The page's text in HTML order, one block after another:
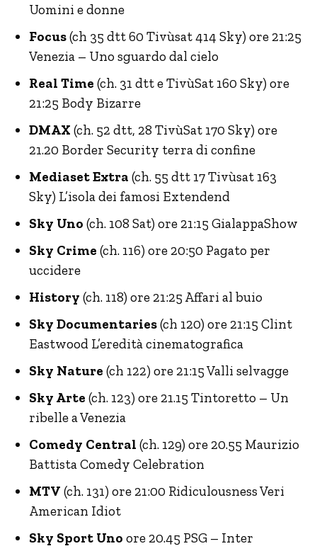
Uomini e donne
Focus(ch 35 dtt 60 Tivùsat 414 Sky) ore 21:25
Venezia – Uno sguardo dal cielo
Real Time (ch. 31 dtt e TivùSat 160 Sky) ore
21:25 Body Bizarre
DMAX (ch. 52 dtt, 28 TivùSat 170 Sky) ore
21.20 Border Security terra di confine
Mediaset Extra (ch. 55 dtt 17 Tivùsat 163
Sky) L’isola dei famosi Extendend
Sky Uno (ch. 108 Sat) ore 21:15 GialappaShow
Sky Crime (ch. 116) ore 20:50 Pagato per
uccidere
History (ch. 118) ore 21:25 Affari al buio
Sky Documentaries(ch 120) ore 21:15 Clint
Eastwood L’eredità cinematografica
Sky Nature (ch 122) ore 21:15 Valli selvagge
Sky Arte (ch. 123) ore 21.15 Tintoretto – Un
ribelle a Venezia
Comedy Central (ch. 129) ore 20.55 Maurizio
Battista Comedy Celebration
MTV (ch. 131) ore 21:00 Ridiculousness Veri
American Idiot
Sky Sport Uno ore 20.45 PSG – Inter